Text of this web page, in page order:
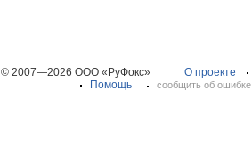
© 2007—2026 ООО «РуФокс» О проекте
Помощь
сообщить об ошибке